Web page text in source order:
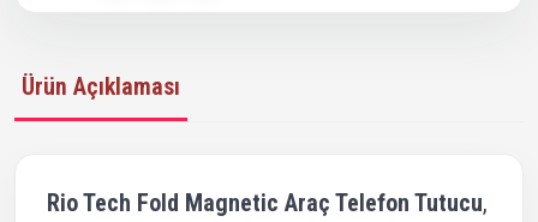
Ürün Açıklaması
Rio Tech Fold Magnetic Araç Telefon Tutucu,